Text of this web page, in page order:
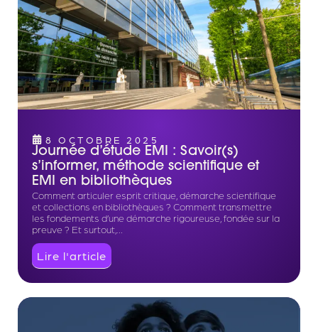
8 OCTOBRE 2025
Journée d’étude EMI : Savoir(s)
s’informer, méthode scientifique et
EMI en bibliothèques
Comment articuler esprit critique, démarche scientifique
et collections en bibliothèques ? Comment transmettre
les fondements d’une démarche rigoureuse, fondée sur la
preuve ? Et surtout,…
Lire l'article